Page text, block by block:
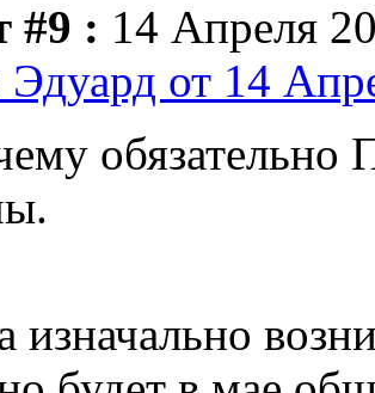
#9 : 14 Апреля
Эдуард от 14
обязательно
изначально